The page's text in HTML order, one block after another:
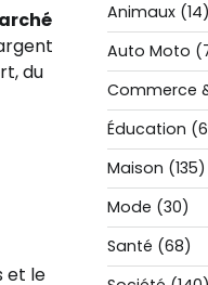
du
et le
Animaux(14)
Auto Moto
Commerce
Éducation
Maison (135)
Mode (30)
Santé (68)